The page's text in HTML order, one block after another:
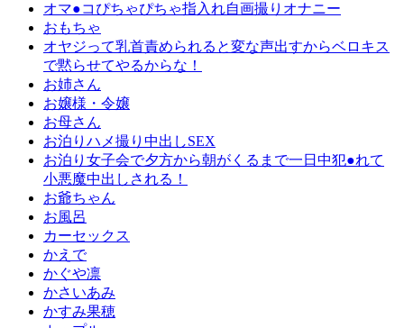
オマ●コぴちゃぴちゃ指入れ自画撮りオナニー
おもちゃ
オヤジって乳首責められると変な声出すからベロキス
で黙らせてやるからな！
お姉さん
お嬢様・令嬢
お母さん
お泊りハメ撮り中出しSEX
お泊り女子会で夕方から朝がくるまで一日中犯●れて
小悪魔中出しされる！
お爺ちゃん
お風呂
カーセックス
かえで
かぐや凛
かさいあみ
かすみ果穂